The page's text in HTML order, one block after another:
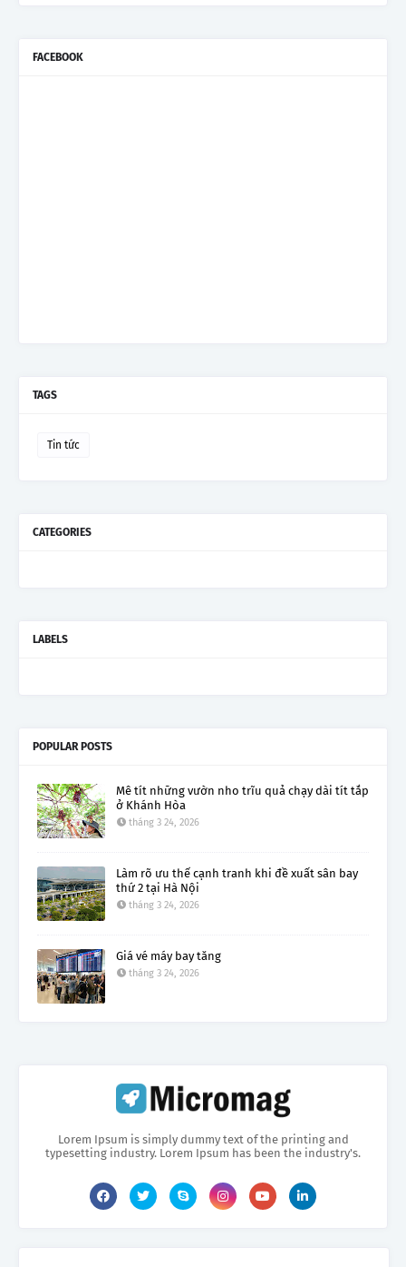
FACEBOOK
TAGS
Tin tức
CATEGORIES
LABELS
POPULAR POSTS
Mê tít những vườn nho trĩu quả chạy dài tít tắp
ở Khánh Hòa
tháng 3 24, 2026
Làm rõ ưu thế cạnh tranh khi đề xuất sân bay
thứ 2 tại Hà Nội
tháng 3 24, 2026
Giá vé máy bay tăng
tháng 3 24, 2026
Lorem Ipsum is simply dummy text of the printing and
typesetting industry. Lorem Ipsum has been the industry's.